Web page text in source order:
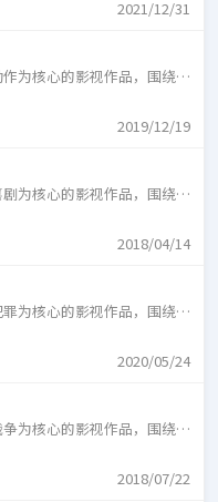
2021/12/31
为核心的影视作品，围绕危
开，整体节奏紧凑，适合一
2019/12/19
为核心的影视作品，围绕危
开，整体节奏紧凑，适合一
2018/04/14
为核心的影视作品，围绕危
开，整体节奏紧凑，适合一
2020/05/24
为核心的影视作品，围绕危
开，整体节奏紧凑，适合一
2018/07/22